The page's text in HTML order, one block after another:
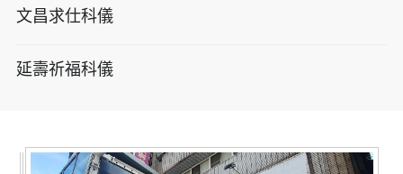
文昌求仕科儀
延壽祈福科儀